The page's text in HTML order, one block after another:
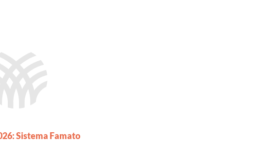
Sistema Famato